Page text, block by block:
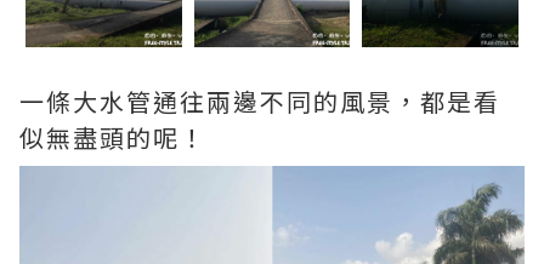
一條大水管通往兩邊不同的風景，都是看
似無盡頭的呢！